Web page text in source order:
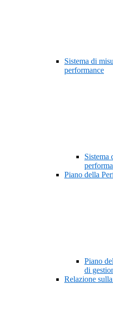
Sistema di
performance
Sistema
Piano della
Piano
di
Relazione